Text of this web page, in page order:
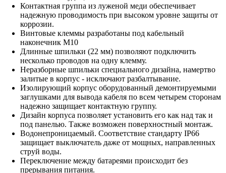
Контактная группа из луженой меди обеспечивает
надежную проводимость при высоком уровне защиты от
коррозии.
Винтовые клеммы разработаны под кабельный
наконечник M10
Длинные шпильки (22 мм) позволяют подключить
несколько проводов на одну клемму.
Неразборные шпильки специального дизайна, намертво
залитые в корпус - исключают разбалтывание.
Изолирующий корпус оборудованный демонтируемыми
заглушками для вывода кабеля по всем четырем сторонам
надежно защищает контактную группу.
Дизайн корпуса позволяет установить его как над так и
под панелью. Также возможен поверхностный монтаж.
Водонепроницаемый. Соответствие стандарту IP66
защищает выключатель даже от мощных, направленных
струй воды.
Переключение между батареями происходит без
прерывания питания.